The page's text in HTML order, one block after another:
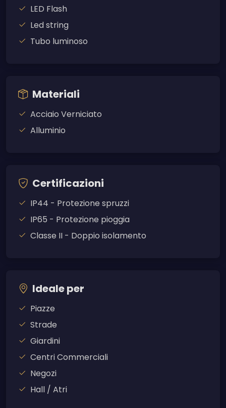
LED Flash
Led string
Tubo luminoso
Materiali
Acciaio Verniciato
Alluminio
Certificazioni
IP44 - Protezione spruzzi
IP65 - Protezione pioggia
Classe II - Doppio isolamento
Ideale per
Piazze
Strade
Giardini
Centri Commerciali
Negozi
Hall / Atri